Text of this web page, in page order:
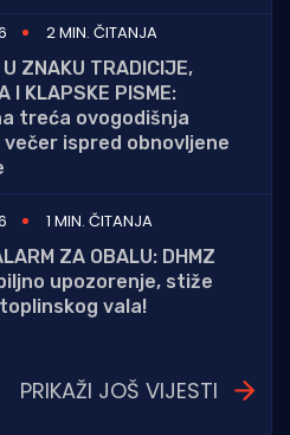
2 MIN. ČITANJA
U ZNAKU TRADICIJE,
I KLAPSKE PISME:
treća ovogodišnja
večer ispred obnovljene
1 MIN. ČITANJA
ZA OBALU: DHMZ
upozorenje, stiže
vala!
PRIKAŽI JOŠ VIJESTI